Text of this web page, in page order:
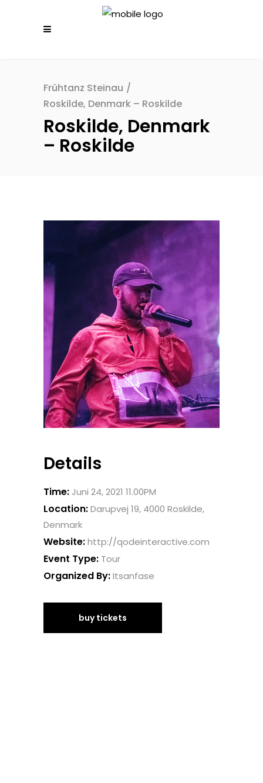
Frühtanz Steinau /
Roskilde, Denmark – Roskilde
Roskilde, Denmark
– Roskilde
Details
Time: Juni 24, 2021 11.00PM
Location:Darupvej 19, 4000 Roskilde,
Denmark
Website:http://qodeinteractive.com
Event Type: Tour
Organized By:Itsanfase
buy tickets